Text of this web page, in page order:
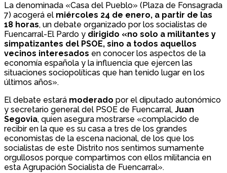
La denominada «Casa del Pueblo» (Plaza de Fonsagrada
7) acogerá el miércoles 24 de enero, a partir de las
18 horas, un debate organizado por los socialistas de
Fuencarral-El Pardo y dirigido «no solo a militantes y
simpatizantes del PSOE, sino a todos aquellos
vecinos interesados en conocer los aspectos de la
economía española y la influencia que ejercen las
situaciones sociopolíticas que han tenido lugar en los
últimos años».
El debate estará moderado por el diputado autonómico
y secretario general del PSOE de Fuencarral, Juan
Segovia, quien asegura mostrarse «complacido de
recibir en la que es su casa a tres de los grandes
economistas de la escena nacional, de los que los
socialistas de este Distrito nos sentimos sumamente
orgullosos porque compartimos con ellos militancia en
esta Agrupación Socialista de Fuencarral».